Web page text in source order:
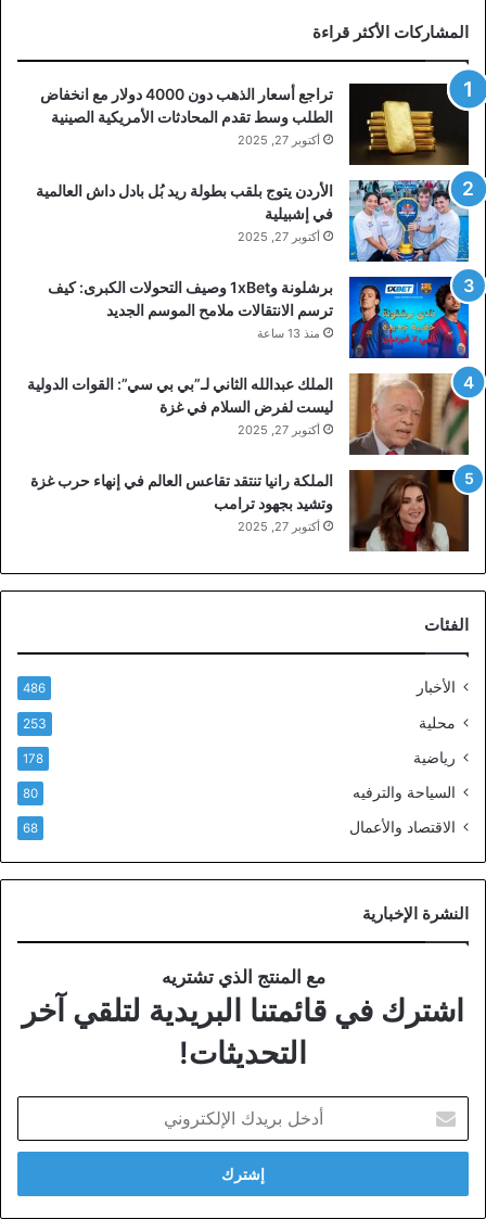
المشاركات الأكثر قراءة
تراجع أسعار الذهب دون 4000 دولار مع انخفاض
الطلب وسط تقدم المحادثات الأمريكية الصينية
أكتوبر 27, 2025
الأردن يتوج بلقب بطولة ريد بُل بادل داش العالمية
في إشبيلية
أكتوبر 27, 2025
برشلونة و1xBet وصيف التحولات الكبرى: كيف
ترسم الانتقالات ملامح الموسم الجديد
منذ 13 ساعة
الملك عبدالله الثاني لـ”بي بي سي”: القوات الدولية
ليست لفرض السلام في غزة
أكتوبر 27, 2025
الملكة رانيا تنتقد تقاعس العالم في إنهاء حرب غزة
وتشيد بجهود ترامب
أكتوبر 27, 2025
الفئات
الأخبار 486
محلية 253
رياضية 178
السياحة والترفيه 80
الاقتصاد والأعمال 68
النشرة الإخبارية
مع المنتج الذي تشتريه
اشترك في قائمتنا البريدية لتلقي آخر
التحديثات!
بريدك
الإلكتروني